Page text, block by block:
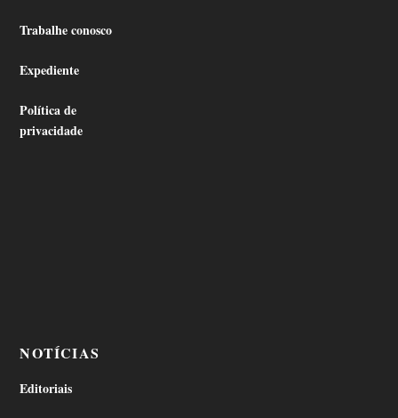
Trabalhe conosco
Expediente
Política de
privacidade
NOTÍCIAS
Editoriais